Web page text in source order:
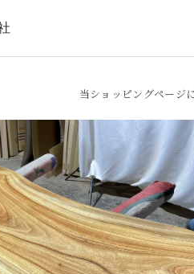
当ショッピングページ